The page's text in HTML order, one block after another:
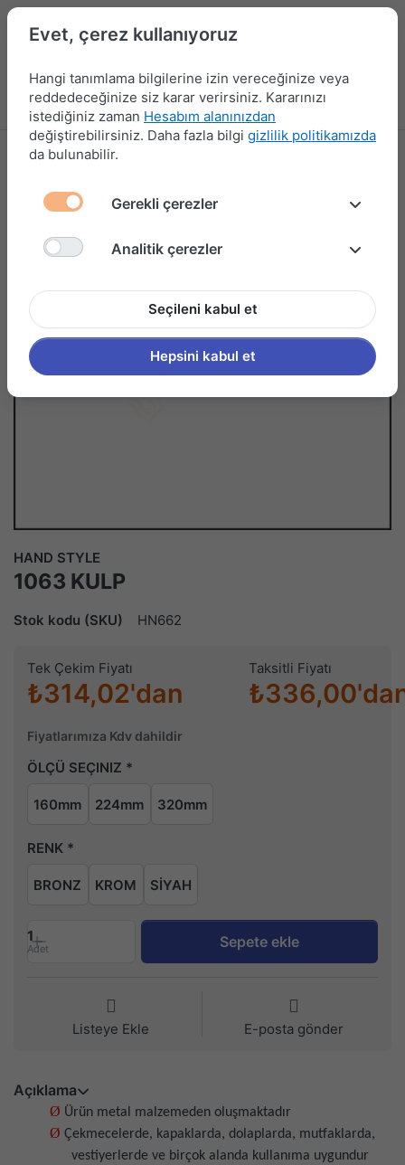
Menü Kampanyalar Yeni Ürünler Giriş yap
HAND STYLE
1063 KULP
Stok kodu (SKU) HN662
Tek Çekim Fiyatı
₺314,02'dan
Taksitli Fiyatı
Fiyatlarımıza Kdv dahildir
ÖLÇÜ SEÇINIZ
160mm 224mm 320mm
RENK
BRONZ KROM SİYAH
1
Adet Sepete ekle
Listeye Ekle E-posta gönder
Açıklama
Ø Ürün metal malzemeden oluşmaktadır
Ø Çekmecelerde, kapaklarda, dolaplarda, mutfaklarda,
vestiyerlerde ve birçok alanda kullanıma uygundur
Evet, çerez kullanıyoruz
Hangi tanımlama bilgilerine izin vereceğinize veya
reddedeceğinize siz karar verirsiniz. Kararınızı
istediğiniz zaman Hesabım alanınızdan
değiştirebilirsiniz. Daha fazla bilgi gizlilik politikamızda
da bulunabilir.
Gerekli çerezler
Analitik çerezler
Seçileni kabul et
Hepsini kabul et